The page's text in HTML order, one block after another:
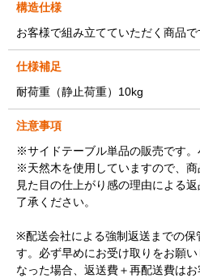
構造仕様
お客様で組み立てていただく商品で
仕様補足
耐荷重（静止荷重）10kg
注意事項
※サイドテーブル単品の販売です。
※天然木を使用していますので、商
見た目の仕上がり感の理由による
了承ください。
※配送会社による強制返送までの保
す。必ず早めにお受け取りをお願
なった場合、返送費＋再配送費は